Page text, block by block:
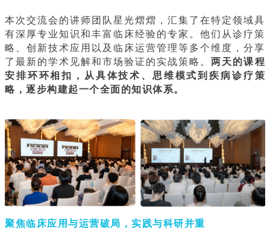
本次交流会的讲师团队星光熠熠，汇集了在特定领域具
有深厚专业知识和丰富临床经验的专家。他们从诊疗策
略、创新技术应用以及临床运营管理等多个维度，分享
了最新的学术见解和市场验证的实战策略。两天的课程
安排环环相扣，从具体技术、思维模式到疾病诊疗策
略，逐步构建起一个全面的知识体系。
聚焦临床应用与运营破局，实践与科研并重